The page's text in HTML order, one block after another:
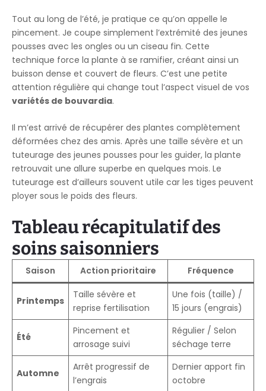
Tout au long de l’été, je pratique ce qu’on appelle le
pincement. Je coupe simplement l’extrémité des jeunes
pousses avec les ongles ou un ciseau fin. Cette
technique force la plante à se ramifier, créant ainsi un
buisson dense et couvert de fleurs. C’est une petite
attention régulière qui change tout l’aspect visuel de vos
variétés de bouvardia.
Il m’est arrivé de récupérer des plantes complètement
déformées chez des amis. Après une taille sévère et un
tuteurage des jeunes pousses pour les guider, la plante
retrouvait une allure superbe en quelques mois. Le
tuteurage est d’ailleurs souvent utile car les tiges peuvent
ployer sous le poids des fleurs.
Tableau récapitulatif des
soins saisonniers
Saison Action prioritaire Fréquence
Printemps
Taille sévère et
reprise fertilisation
Une fois (taille) /
15 jours (engrais)
Été
Pincement et
arrosage suivi
Régulier / Selon
séchage terre
Automne
Arrêt progressif de
l’engrais
Dernier apport fin
octobre